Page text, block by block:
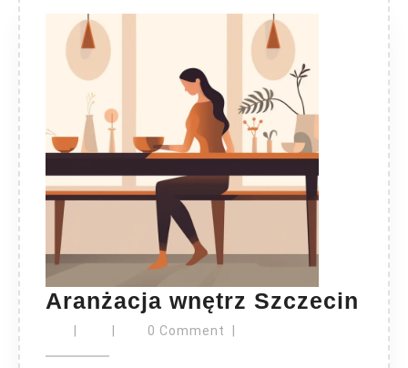
Aranżacja wnętrz Szczecin
| | 0 Comment |